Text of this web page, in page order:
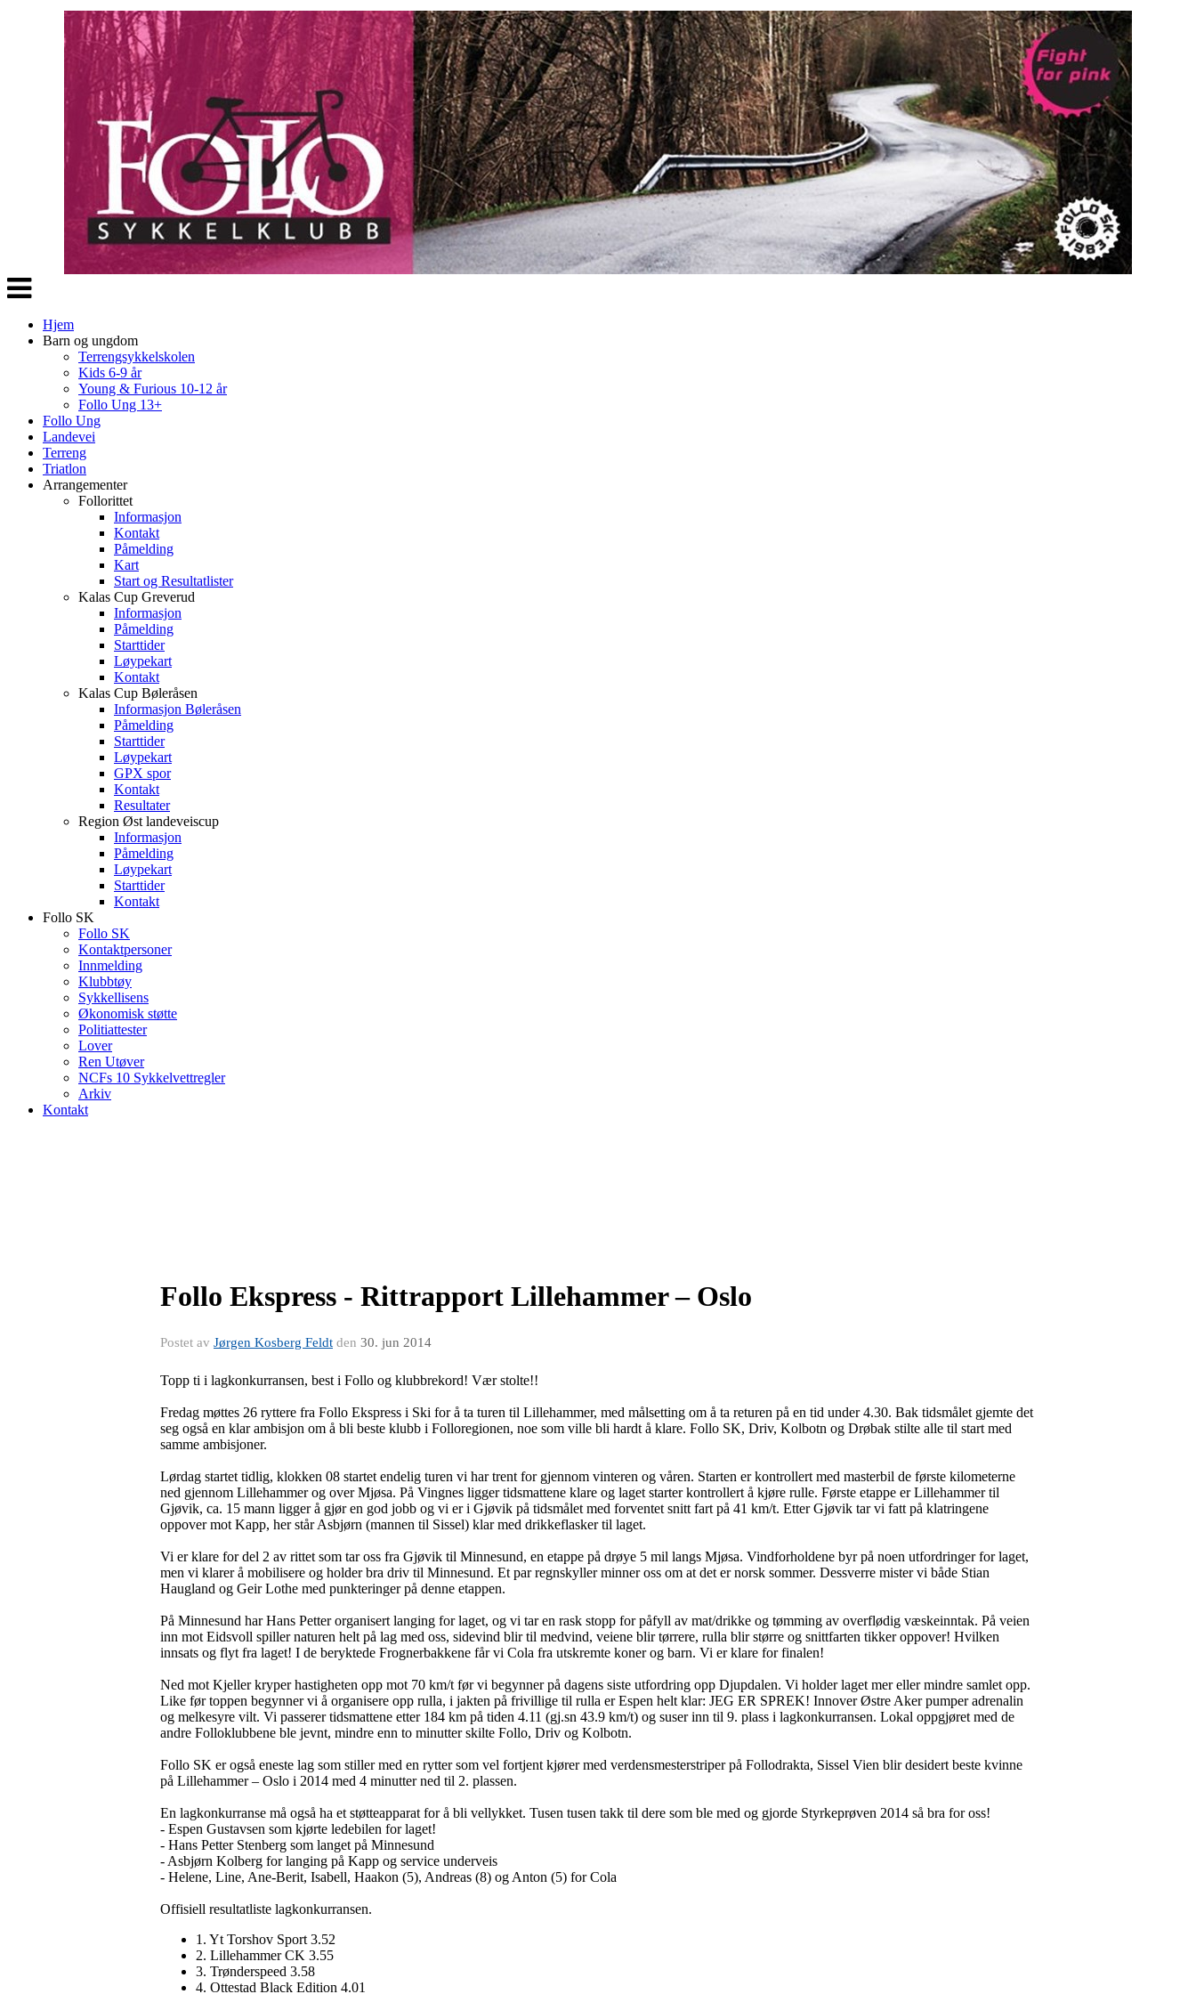
Veksle
navigasjon
Hjem
Barn og ungdom
Terrengsykkelskolen
Kids 6-9 år
Young & Furious 10-12 år
Follo Ung 13+
Follo Ung
Landevei
Terreng
Triatlon
Arrangementer
Follorittet
Informasjon
Kontakt
Påmelding
Kart
Start og Resultatlister
Kalas Cup Greverud
Informasjon
Påmelding
Starttider
Løypekart
Kontakt
Kalas Cup Bøleråsen
Informasjon Bøleråsen
Påmelding
Starttider
Løypekart
GPX spor
Kontakt
Resultater
Region Øst landeveiscup
Informasjon
Påmelding
Løypekart
Starttider
Kontakt
Follo SK
Follo SK
Kontaktpersoner
Innmelding
Klubbtøy
Sykkellisens
Økonomisk støtte
Politiattester
Lover
Ren Utøver
NCFs 10 Sykkelvettregler
Arkiv
Kontakt
Follo Ekspress - Rittrapport Lillehammer – Oslo
Postet av Jørgen Kosberg Feldt den 30. jun 2014
Topp ti i lagkonkurransen, best i Follo og klubbrekord! Vær stolte!!
Fredag møttes 26 ryttere fra Follo Ekspress i Ski for å ta turen til Lillehammer, med målsetting om å ta returen på en tid under 4.30. Bak tidsmålet gjemte det
seg også en klar ambisjon om å bli beste klubb i Folloregionen, noe som ville bli hardt å klare. Follo SK, Driv, Kolbotn og Drøbak stilte alle til start med
samme ambisjoner.
Lørdag startet tidlig, klokken 08 startet endelig turen vi har trent for gjennom vinteren og våren. Starten er kontrollert med masterbil de første kilometerne
ned gjennom Lillehammer og over Mjøsa. På Vingnes ligger tidsmattene klare og laget starter kontrollert å kjøre rulle. Første etappe er Lillehammer til
Gjøvik, ca. 15 mann ligger å gjør en god jobb og vi er i Gjøvik på tidsmålet med forventet snitt fart på 41 km/t. Etter Gjøvik tar vi fatt på klatringene
oppover mot Kapp, her står Asbjørn (mannen til Sissel) klar med drikkeflasker til laget.
Vi er klare for del 2 av rittet som tar oss fra Gjøvik til Minnesund, en etappe på drøye 5 mil langs Mjøsa. Vindforholdene byr på noen utfordringer for laget,
men vi klarer å mobilisere og holder bra driv til Minnesund. Et par regnskyller minner oss om at det er norsk sommer. Dessverre mister vi både Stian
Haugland og Geir Lothe med punkteringer på denne etappen.
På Minnesund har Hans Petter organisert langing for laget, og vi tar en rask stopp for påfyll av mat/drikke og tømming av overflødig væskeinntak. På veien
inn mot Eidsvoll spiller naturen helt på lag med oss, sidevind blir til medvind, veiene blir tørrere, rulla blir større og snittfarten tikker oppover! Hvilken
innsats og flyt fra laget! I de beryktede Frognerbakkene får vi Cola fra utskremte koner og barn. Vi er klare for finalen!
Ned mot Kjeller kryper hastigheten opp mot 70 km/t før vi begynner på dagens siste utfordring opp Djupdalen. Vi holder laget mer eller mindre samlet opp.
Like før toppen begynner vi å organisere opp rulla, i jakten på frivillige til rulla er Espen helt klar: JEG ER SPREK! Innover Østre Aker pumper adrenalin
og melkesyre vilt. Vi passerer tidsmattene etter 184 km på tiden 4.11 (gj.sn 43.9 km/t) og suser inn til 9. plass i lagkonkurransen. Lokal oppgjøret med de
andre Folloklubbene ble jevnt, mindre enn to minutter skilte Follo, Driv og Kolbotn.
Follo SK er også eneste lag som stiller med en rytter som vel fortjent kjører med verdensmesterstriper på Follodrakta, Sissel Vien blir desidert beste kvinne
på Lillehammer – Oslo i 2014 med 4 minutter ned til 2. plassen.
En lagkonkurranse må også ha et støtteapparat for å bli vellykket. Tusen tusen takk til dere som ble med og gjorde Styrkeprøven 2014 så bra for oss!
- Espen Gustavsen som kjørte ledebilen for laget!
- Hans Petter Stenberg som langet på Minnesund
- Asbjørn Kolberg for langing på Kapp og service underveis
- Helene, Line, Ane-Berit, Isabell, Haakon (5), Andreas (8) og Anton (5) for Cola
Offisiell resultatliste lagkonkurransen.
1. Yt Torshov Sport 3.52
2. Lillehammer CK 3.55
3. Trønderspeed 3.58
4. Ottestad Black Edition 4.01